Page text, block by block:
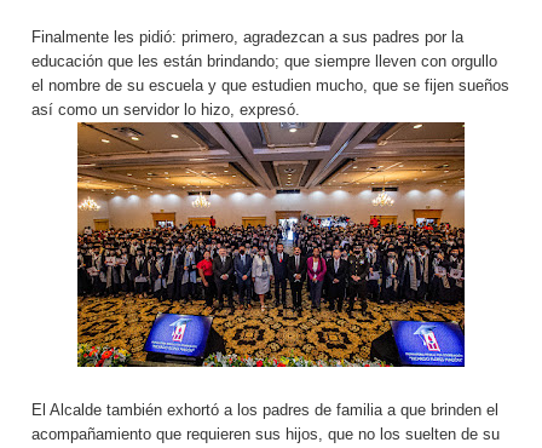
Finalmente les pidió: primero, agradezcan a sus padres por la
educación que les están brindando; que siempre lleven con orgullo
el nombre de su escuela y que estudien mucho, que se fijen sueños
así como un servidor lo hizo, expresó.
El Alcalde también exhortó a los padres de familia a que brinden el
acompañamiento que requieren sus hijos, que no los suelten de su